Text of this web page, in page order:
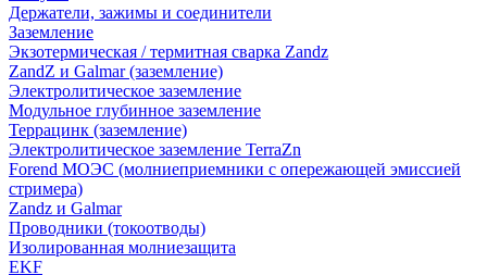
Держатели, зажимы и соединители
Заземление
Экзотермическая / термитная сварка Zandz
ZandZ и Galmar (заземление)
Электролитическое заземление
Модульное глубинное заземление
Террацинк (заземление)
Электролитическое заземление TerraZn
Forend МОЭС (молниеприемники с опережающей эмиссией
стримера)
Zandz и Galmar
Проводники (токоотводы)
Изолированная молниезащита
EKF